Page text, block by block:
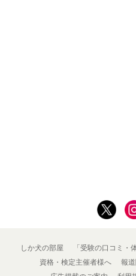
しか犬の部屋 「受験の口コミ・
資格・検定主催者様へ
報